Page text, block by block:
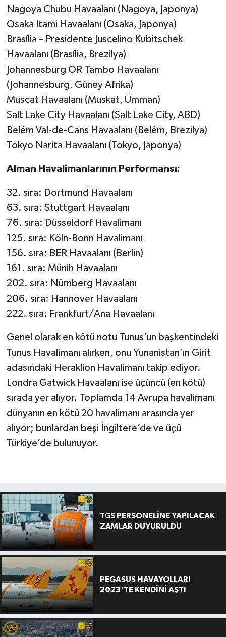
Nagoya Chubu Havaalanı (Nagoya, Japonya)
Osaka Itami Havaalanı (Osaka, Japonya)
Brasília – Presidente Juscelino Kubitschek
Havaalanı (Brasília, Brezilya)
Johannesburg OR Tambo Havaalanı
(Johannesburg, Güney Afrika)
Muscat Havaalanı (Muskat, Umman)
Salt Lake City Havaalanı (Salt Lake City, ABD)
Belém Val-de-Cans Havaalanı (Belém, Brezilya)
Tokyo Narita Havaalanı (Tokyo, Japonya)
Alman Havalimanlarının Performansı:
32. sıra: Dortmund Havaalanı
63. sıra: Stuttgart Havaalanı
76. sıra: Düsseldorf Havalimanı
125. sıra: Köln-Bonn Havalimanı
156. sıra: BER Havaalanı (Berlin)
161. sıra: Münih Havaalanı
202. sıra: Nürnberg Havaalanı
206. sıra: Hannover Havaalanı
222. sıra: Frankfurt/Ana Havaalanı
Genel olarak en kötü notu Tunus’un başkentindeki
Tunus Havalimanı alırken, onu Yunanistan’ın Girit
adasındaki Heraklion Havalimanı takip ediyor.
Londra Gatwick Havaalanı ise üçüncü (en kötü)
sırada yer alıyor. Toplamda 14 Avrupa havalimanı
dünyanın en kötü 20 havalimanı arasında yer
alıyor; bunlardan beşi İngiltere’de ve üçü
Türkiye’de bulunuyor.
TGS PERSONELİNE YAPILACAK
ZAMLAR DUYURULDU
PEGASUS HAVAYOLLARI
2023'TE KENDİNİ AŞTI